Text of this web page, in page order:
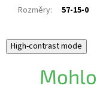
Rozměry: 57-15-0
High-contrast mode